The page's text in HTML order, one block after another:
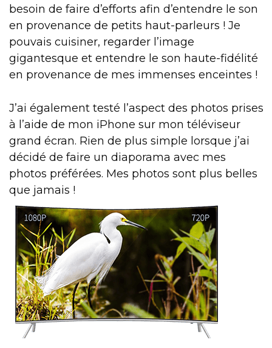
besoin de faire d’efforts afin d’entendre le son
en provenance de petits haut-parleurs ! Je
pouvais cuisiner, regarder l’image
gigantesque et entendre le son haute-fidélité
en provenance de mes immenses enceintes !
J’ai également testé l’aspect des photos prises
à l’aide de mon iPhone sur mon téléviseur
grand écran. Rien de plus simple lorsque j’ai
décidé de faire un diaporama avec mes
photos préférées. Mes photos sont plus belles
que jamais !